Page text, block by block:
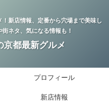
新店情報、定番から穴場まで美味し
ネタ、気になる情報も！
京都最新グルメ
プロフィール
新店情報